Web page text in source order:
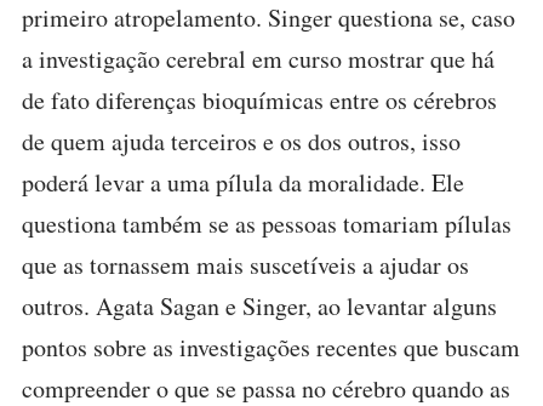
primeiro atropelamento. Singer questiona se, caso
a investigação cerebral em curso mostrar que há
de fato diferenças bioquímicas entre os cérebros
de quem ajuda terceiros e os dos outros, isso
poderá levar a uma pílula da moralidade. Ele
questiona também se as pessoas tomariam pílulas
que as tornassem mais suscetíveis a ajudar os
outros. Agata Sagan e Singer, ao levantar alguns
pontos sobre as investigações recentes que buscam
compreender o que se passa no cérebro quando as